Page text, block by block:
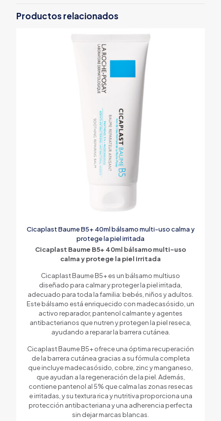
Productos relacionados
Cicaplast Baume B5+ 40ml bálsamo multi-uso calma y
protege la piel irritada
Cicaplast Baume B5+ 40ml bálsamo multi-uso
calma y protege la piel irritada
Cicaplast Baume B5+ es un bálsamo multiuso
diseñado para calmar y proteger la piel irritada,
adecuado para toda la familia: bebés, niños y adultos.
Este bálsamo está enriquecido con madecasósido, un
activo reparador, pantenol calmante y agentes
antibacterianos que nutren y protegen la piel reseca,
ayudando a reparar la barrera cutánea.
Cicaplast Baume B5+ ofrece una óptima recuperación
de la barrera cutánea gracias a su fórmula completa
que incluye madecasósido, cobre, zinc y manganeso,
que ayudan a la regeneración de la piel. Además,
contiene pantenol al 5% que calma las zonas resecas
e irritadas, y su textura rica y nutritiva proporciona una
protección antibacteriana y una adherencia perfecta
sin dejar marcas blancas.